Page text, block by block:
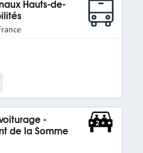
Hauts-de-
-
de la Somme